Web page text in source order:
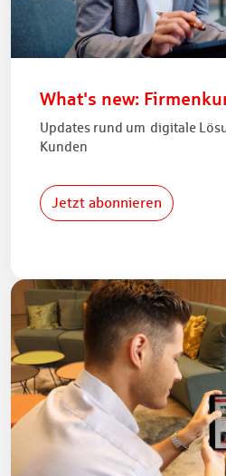
What's new:
Updates rund um digitale
Kunden
Jetzt abonnieren